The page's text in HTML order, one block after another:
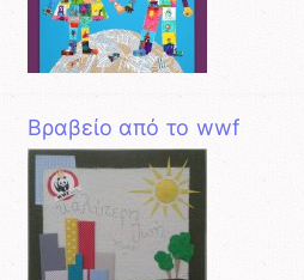
Βραβείο από το wwf